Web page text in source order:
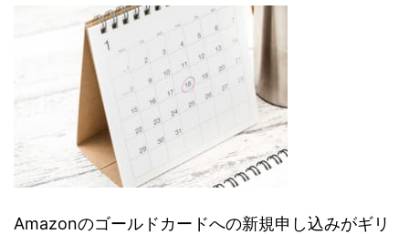
Amazonのゴールドカードへの新規申し込みがギリ